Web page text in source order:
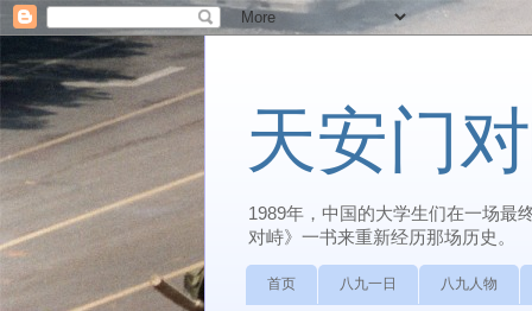
天安门
1989年，中国的大学生们在一场最
对峙》一书来重新经历那场历史。
首页 八九一日 八九人物